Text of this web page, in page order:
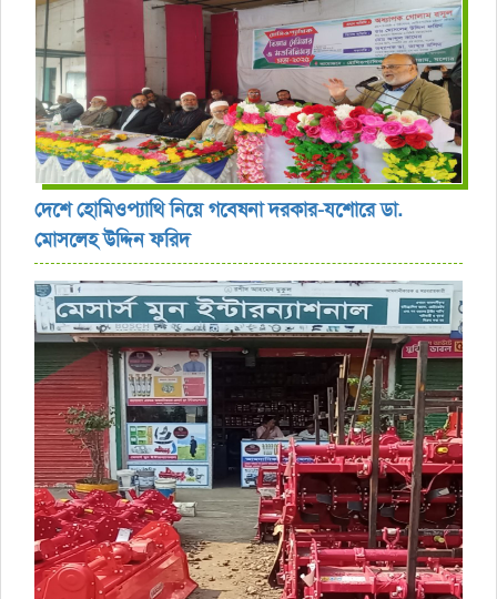
দেশে হোমিওপ্যাথি নিয়ে গবেষনা দরকার-যশোরে ডা.
মোসলেহ উদ্দিন ফরিদ